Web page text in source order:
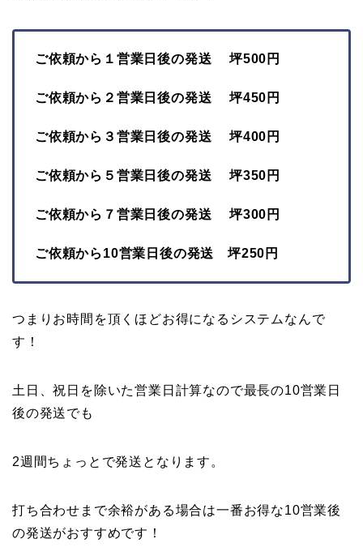
ご依頼から１営業日後の発送 坪500円
ご依頼から２営業日後の発送 坪450円
ご依頼から３営業日後の発送 坪400円
ご依頼から５営業日後の発送 坪350円
ご依頼から７営業日後の発送 坪300円
ご依頼から10営業日後の発送 坪250円
つまりお時間を頂くほどお得になるシステムなんで
す！
土日、祝日を除いた営業日計算なので最長の10営業日
後の発送でも
2週間ちょっとで発送となります。
打ち合わせまで余裕がある場合は一番お得な10営業後
の発送がおすすめです！